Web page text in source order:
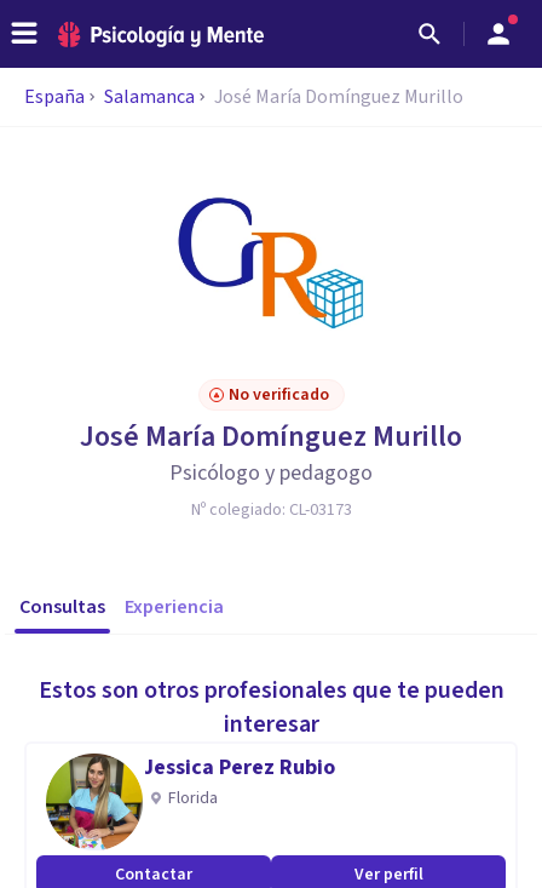
España Salamanca José María Domínguez Murillo
No verificado
José María Domínguez Murillo
Psicólogo y pedagogo
Nº colegiado: CL-03173
Consultas Experiencia
Estos son otros profesionales que te pueden
interesar
Jessica Perez Rubio
Florida
Contactar Ver perfil